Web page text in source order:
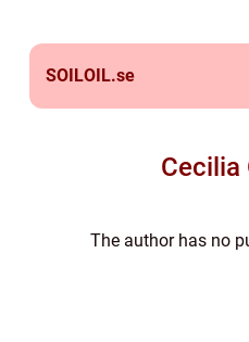
SOILOIL.se
Cecilia
The author has no